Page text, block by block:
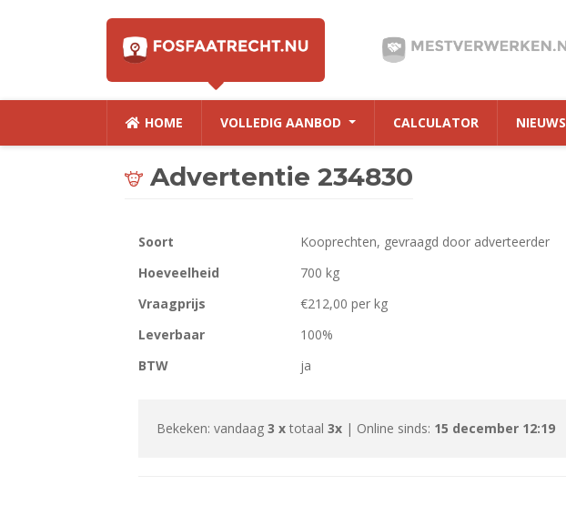
HOME VOLLEDIG AANBOD CALCULATOR NIEUWS
Advertentie 234830
Soort
Kooprechten, gevraagd door adverteerder
Hoeveelheid
700 kg
Vraagprijs
€212,00 per kg
Leverbaar
100%
BTW
ja
Bekeken: vandaag 3 x totaal 3x | Online sinds: 15 december 12:19